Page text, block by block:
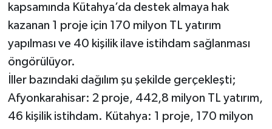
kapsamında Kütahya’da destek almaya hak
kazanan 1 proje için 170 milyon TL yatırım
yapılması ve 40 kişilik ilave istihdam sağlanması
öngörülüyor.
İller bazındaki dağılım şu şekilde gerçekleşti;
Afyonkarahisar: 2 proje, 442,8 milyon TL yatırım,
46 kişilik istihdam. Kütahya: 1 proje, 170 milyon